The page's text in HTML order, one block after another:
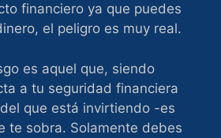
financiero ya que puedes
el peligro es muy real.
es aquel que, siendo
a tu seguridad financiera
que está invirtiendo -es
te sobra. Solamente debes